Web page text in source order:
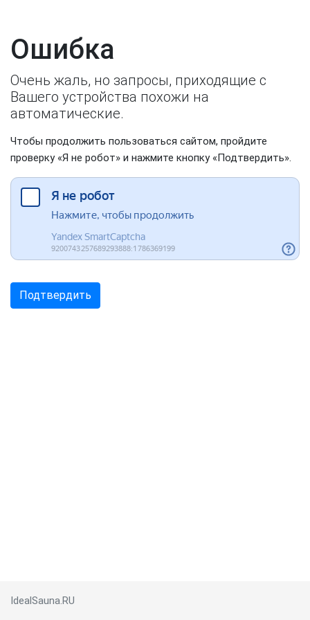
Ошибка
Очень жаль, но запросы, приходящие с
Вашего устройства похожи на
автоматические.
Чтобы продолжить пользоваться сайтом, пройдите
проверку «Я не робот» и нажмите кнопку «Подтвердить».
IdealSauna.RU